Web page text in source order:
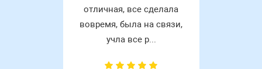
отличная, все сделала
вовремя, была на связи,
учла все р...